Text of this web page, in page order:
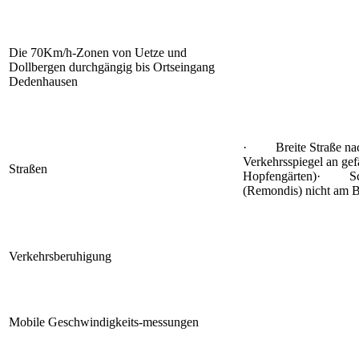
Die 70Km/h-Zonen von Uetze und
Dollbergen durchgängig bis Ortseingang
Dedenhausen
Straßen
· Breite Straße
Verkehrsspiegel an
Hopfengärten)·
(Remondis) nicht am
Verkehrsberuhigung
Mobile Geschwindigkeits-messungen